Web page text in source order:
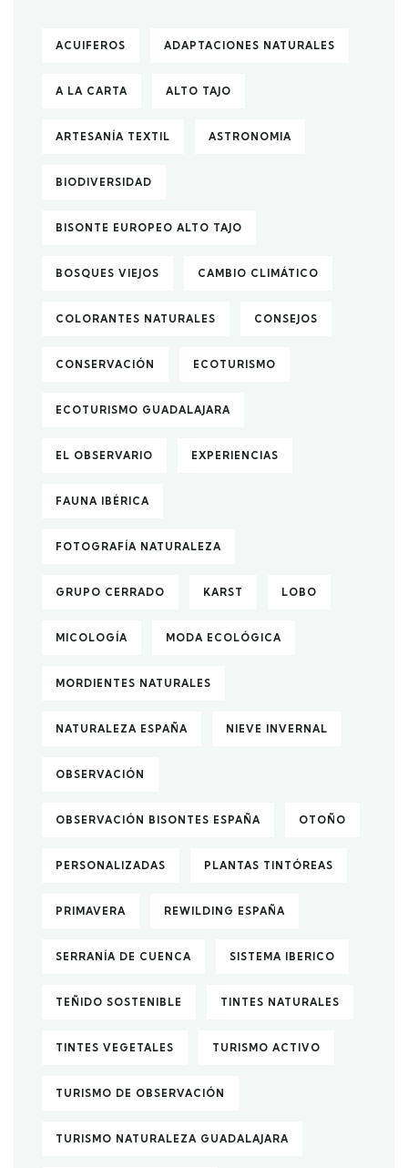
ACUIFEROS ADAPTACIONES NATURALES
A LA CARTA ALTO TAJO
ARTESANÍA TEXTIL ASTRONOMIA
BIODIVERSIDAD
BISONTE EUROPEO ALTO TAJO
BOSQUES VIEJOS CAMBIO CLIMÁTICO
COLORANTES NATURALES CONSEJOS
CONSERVACIÓN ECOTURISMO
ECOTURISMO GUADALAJARA
EL OBSERVARIO EXPERIENCIAS
FAUNA IBÉRICA
FOTOGRAFÍA NATURALEZA
GRUPO CERRADO KARST LOBO
MICOLOGÍA MODA ECOLÓGICA
MORDIENTES NATURALES
NATURALEZA ESPAÑA NIEVE INVERNAL
OBSERVACIÓN
OBSERVACIÓN BISONTES ESPAÑA OTOÑO
PERSONALIZADAS PLANTAS TINTÓREAS
PRIMAVERA REWILDING ESPAÑA
SERRANÍA DE CUENCA SISTEMA IBERICO
TEÑIDO SOSTENIBLE TINTES NATURALES
TINTES VEGETALES TURISMO ACTIVO
TURISMO DE OBSERVACIÓN
TURISMO NATURALEZA GUADALAJARA